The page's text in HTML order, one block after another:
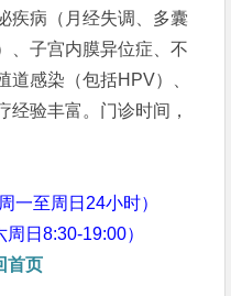
疾病（月经失调、多囊
、子宫内膜异位症、不
道感染（包括HPV）、
经验丰富。门诊时间，
一至周日24小时）
日8:30-19:00）
首页